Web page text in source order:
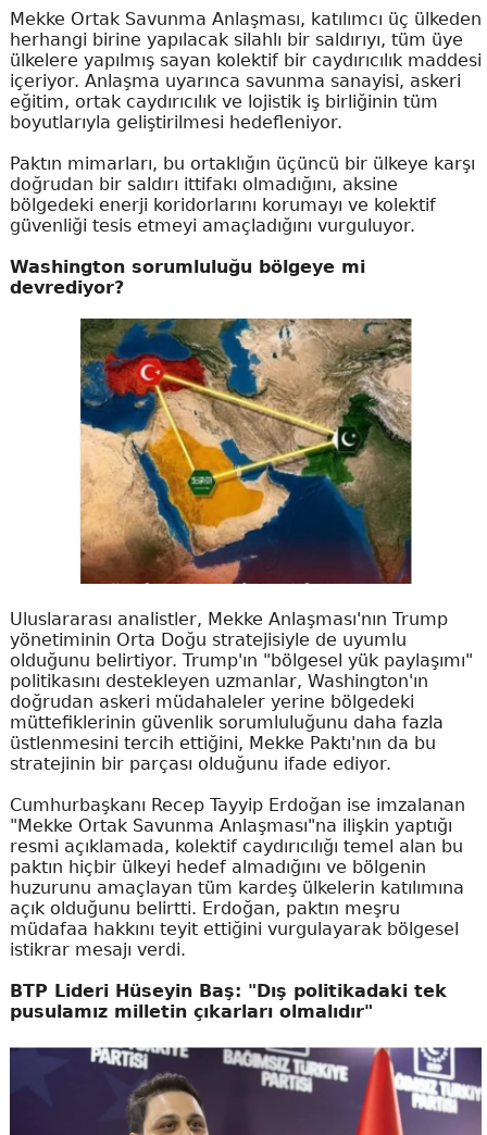
Mekke Ortak Savunma Anlaşması, katılımcı üç ülkeden
herhangi birine yapılacak silahlı bir saldırıyı, tüm üye
ülkelere yapılmış sayan kolektif bir caydırıcılık maddesi
içeriyor. Anlaşma uyarınca savunma sanayisi, askeri
eğitim, ortak caydırıcılık ve lojistik iş birliğinin tüm
boyutlarıyla geliştirilmesi hedefleniyor.
Paktın mimarları, bu ortaklığın üçüncü bir ülkeye karşı
doğrudan bir saldırı ittifakı olmadığını, aksine
bölgedeki enerji koridorlarını korumayı ve kolektif
güvenliği tesis etmeyi amaçladığını vurguluyor.
Washington sorumluluğu bölgeye mi
devrediyor?
Uluslararası analistler, Mekke Anlaşması'nın Trump
yönetiminin Orta Doğu stratejisiyle de uyumlu
olduğunu belirtiyor. Trump'ın "bölgesel yük paylaşımı"
politikasını destekleyen uzmanlar, Washington'ın
doğrudan askeri müdahaleler yerine bölgedeki
müttefiklerinin güvenlik sorumluluğunu daha fazla
üstlenmesini tercih ettiğini, Mekke Paktı'nın da bu
stratejinin bir parçası olduğunu ifade ediyor.
Cumhurbaşkanı Recep Tayyip Erdoğan ise imzalanan
"Mekke Ortak Savunma Anlaşması"na ilişkin yaptığı
resmi açıklamada, kolektif caydırıcılığı temel alan bu
paktın hiçbir ülkeyi hedef almadığını ve bölgenin
huzurunu amaçlayan tüm kardeş ülkelerin katılımına
açık olduğunu belirtti. Erdoğan, paktın meşru
müdafaa hakkını teyit ettiğini vurgulayarak bölgesel
istikrar mesajı verdi.
BTP Lideri Hüseyin Baş: "Dış politikadaki tek
pusulamız milletin çıkarları olmalıdır"